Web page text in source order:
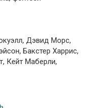
Дэвид Морс,
Бакстер Харрис,
Кейт Маберли,